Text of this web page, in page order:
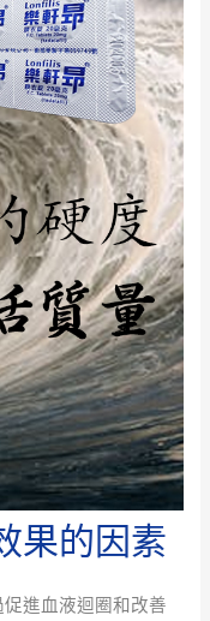
果的因素
進血液迴圈和改善